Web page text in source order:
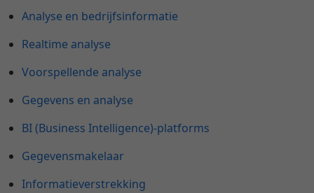
Analyse en bedrijfsinformatie
Realtime analyse
Voorspellende analyse
Gegevens en analyse
BI (Business Intelligence)-platforms
Gegevensmakelaar
Informatieverstrekking